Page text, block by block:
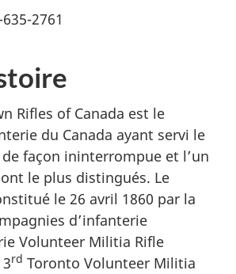
2761
Rifles of Canada est le
du Canada ayant servi le
façon ininterrompue et l’un
le plus distingués. Le
le 26 avril 1860 par la
d’infanterie
Volunteer Militia Rifle
3rd Toronto Volunteer Militia